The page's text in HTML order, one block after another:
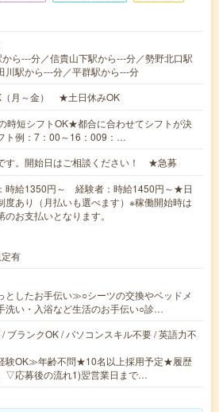
ら---分／信貴山下駅から---分／勢野北口駅
川駅から---分／平群駅から---分
（月～金） ★土日休みOK
時短シフトOK★都合に合わせてシフトが決
ト例：7：00～16：009：…
す。開始日はご相談ください！ ★急募
時給1350円～ 経験者：時給1450円～★日
度あり（月払いも選べます）※稼働開始時は
お支払いとなります。
有
としたお手伝い≫○シーツの交換やベッドメ
洗い・入浴など生活のお手伝い○診…
ブランクOK / パソコンスキル不要 / 英語力不
験OK≫年齢不問★10名以上採用予定★履歴
▽応募後の流れ1)翌営業日まで…